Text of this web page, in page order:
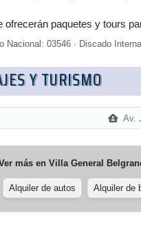
ofrecerán paquetes y tours
Nacional: 03546 · Discado
Y TURISMO
Av.
más en Villa General
Alquiler de autos Alquiler de